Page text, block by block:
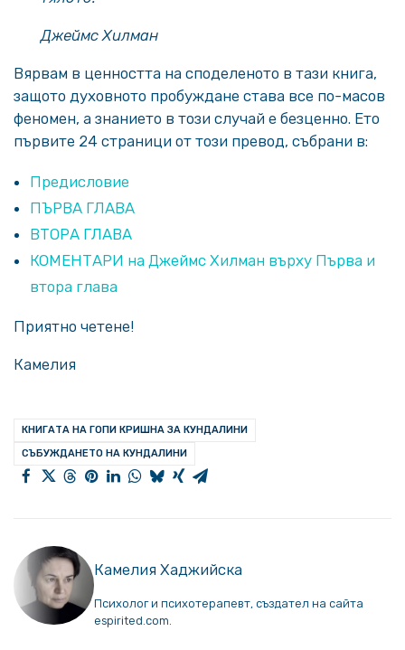
Джеймс Хилман
Вярвам в ценността на споделеното в тази книга,
защото духовното пробуждане става все по-масов
феномен, а знанието в този случай е безценно. Ето
първите 24 страници от този превод, събрани в:
Предисловие
ПЪРВА ГЛАВА
ВТОРА ГЛАВА
КОМЕНТАРИ на Джеймс Хилман върху Първа и
втора глава
Приятно четене!
Камелия
КНИГАТА НА ГОПИ КРИШНА ЗА КУНДАЛИНИ
СЪБУЖДАНЕТО НА КУНДАЛИНИ
Камелия Хаджийска
Психолог и психотерапевт, създател на сайта
espirited.com.